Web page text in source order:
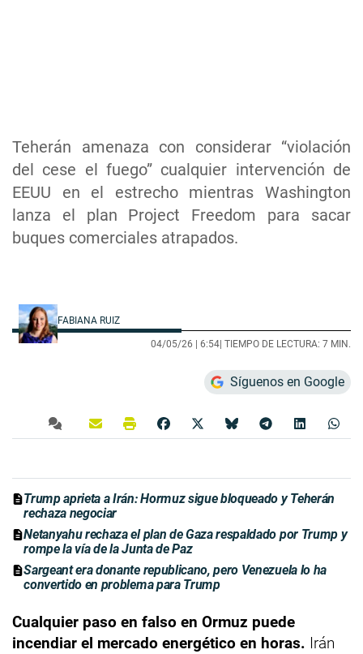
Teherán amenaza con considerar “violación
del cese el fuego” cualquier intervención de
EEUU en el estrecho mientras Washington
lanza el plan Project Freedom para sacar
buques comerciales atrapados.
FABIANA RUIZ
04/05/26 | 6:54 | TIEMPO DE LECTURA: 7 MIN.
Síguenos en Google
Trump aprieta a Irán: Hormuz sigue bloqueado y Teherán
rechaza negociar
Netanyahu rechaza el plan de Gaza respaldado por Trump y
rompe la vía de la Junta de Paz
Sargeant era donante republicano, pero Venezuela lo ha
convertido en problema para Trump
Cualquier paso en falso en Ormuz puede
incendiar el mercado energético en horas. Irán